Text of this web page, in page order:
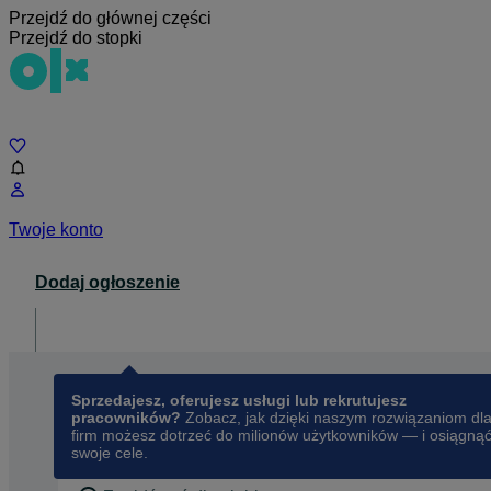
Przejdź do głównej części
Przejdź do stopki
Twoje konto
Dodaj ogłoszenie
Sprzedajesz, oferujesz usługi lub rekrutujesz
pracowników? Zobacz, jak dzięki naszym rozwiązaniom dla
firm możesz dotrzeć do milionów użytkowników — i osiągnąć
swoje cele.